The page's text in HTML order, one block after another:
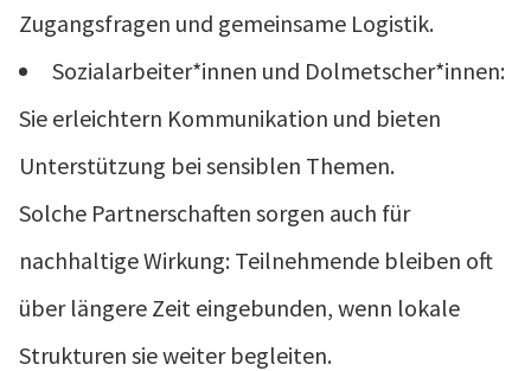
Zugangsfragen und gemeinsame Logistik.
Sozialarbeiter*innen und Dolmetscher*innen:
Sie erleichtern Kommunikation und bieten
Unterstützung bei sensiblen Themen.
Solche Partnerschaften sorgen auch für
nachhaltige Wirkung: Teilnehmende bleiben oft
über längere Zeit eingebunden, wenn lokale
Strukturen sie weiter begleiten.